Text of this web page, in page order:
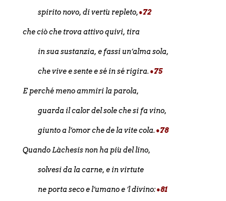
spirito novo, di vertù repleto,•72
che ciò che trova attivo quivi, tira
in sua sustanzia, e fassi un’alma sola,
che vive e sente e sé in sé rigira. •75
E perché meno ammiri la parola,
guarda il calor del sole che si fa vino,
giunto a l’omor che de la vite cola. •78
Quando Làchesis non ha più del lino,
solvesi da la carne, e in virtute
ne porta seco e l’umano e ’l divino:•81